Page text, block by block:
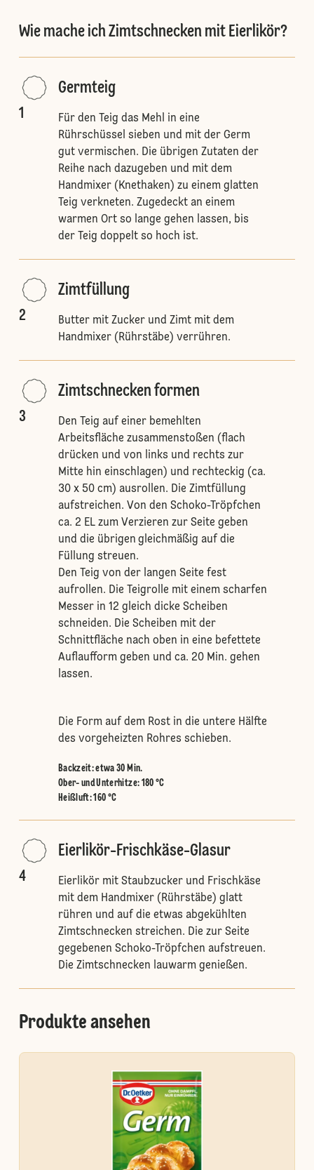
Wie mache ich Zimtschnecken mit Eierlikör?
1
Germteig
Für den Teig das Mehl in eine
Rührschüssel sieben und mit der Germ
gut vermischen. Die übrigen Zutaten der
Reihe nach dazugeben und mit dem
Handmixer (Knethaken) zu einem glatten
Teig verkneten. Zugedeckt an einem
warmen Ort so lange gehen lassen, bis
der Teig doppelt so hoch ist.
2
Zimtfüllung
Butter mit Zucker und Zimt mit dem
Handmixer (Rührstäbe) verrühren.
3
Zimtschnecken formen
Den Teig auf einer bemehlten
Arbeitsfläche zusammenstoßen (flach
drücken und von links und rechts zur
Mitte hin einschlagen) und rechteckig (ca.
30 x 50 cm) ausrollen. Die Zimtfüllung
aufstreichen. Von den Schoko-Tröpfchen
ca. 2 EL zum Verzieren zur Seite geben
und die übrigen gleichmäßig auf die
Füllung streuen.
Den Teig von der langen Seite fest
aufrollen. Die Teigrolle mit einem scharfen
Messer in 12 gleich dicke Scheiben
schneiden. Die Scheiben mit der
Schnittfläche nach oben in eine befettete
Auflaufform geben und ca. 20 Min. gehen
lassen.
Die Form auf dem Rost in die untere Hälfte
des vorgeheizten Rohres schieben.
Backzeit: etwa 30 Min.
Ober- und Unterhitze: 180 °C
Heißluft:160 °C
4
Eierlikör-Frischkäse-Glasur
Eierlikör mit Staubzucker und Frischkäse
mit dem Handmixer (Rührstäbe) glatt
rühren und auf die etwas abgekühlten
Zimtschnecken streichen. Die zur Seite
gegebenen Schoko-Tröpfchen aufstreuen.
Die Zimtschnecken lauwarm genießen.
Produkte ansehen